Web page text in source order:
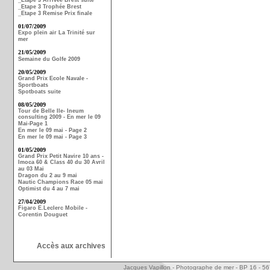
_Etape 3 Trophée Brest
_Etape 3 Remise Prix finale
01/07/2009
Expo plein air La Trinité sur
mer
21/05/2009
Semaine du Golfe 2009
20/05/2009
Grand Prix Ecole Navale -
Sportboats
Spotboats suite
08/05/2009
Tour de Belle Ile- Ineum
consulting 2009 - En mer le 09
Mai-Page 1
En mer le 09 mai - Page 2
En mer le 09 mai - Page 3
01/05/2009
Grand Prix Petit Navire 10 ans -
Imoca 60 & Class 40 du 30 Avril
au 03 Mai
Dragon du 2 au 9 mai
Nautic Champions Race 05 mai
Optimist du 4 au 7 mai
27/04/2009
Figaro E.Leclerc Mobile -
Corentin Douguet
Accès aux archives
Jacques Vapillon - Photographe de mer - BP 16 -